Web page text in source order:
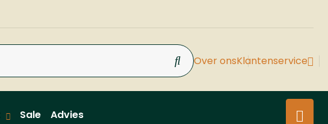
Over onsKlantenservice
Sale Advies